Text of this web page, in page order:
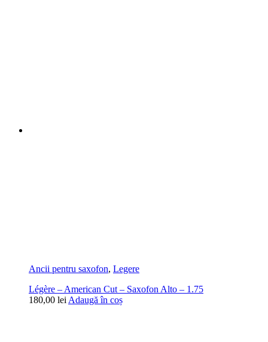
Ancii pentru saxofon, Legere
Légère – American Cut – Saxofon Alto – 1.75
180,00 lei Adaugă în coș